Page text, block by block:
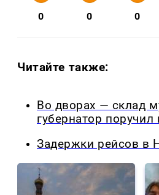
0 0 0
Читайте также:
Во дворах — склад
губернатор
Задержки рейсов в